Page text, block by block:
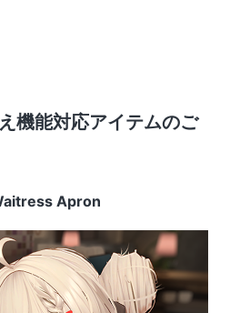
機能対応アイテムのご
Apron